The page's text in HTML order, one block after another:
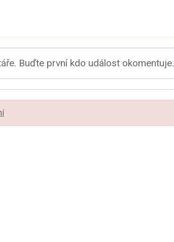
Buďte první kdo událost okomentuje.